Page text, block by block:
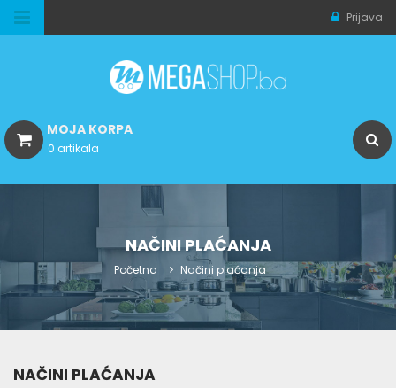
Prijava
MOJA KORPA
0 artikala
NAČINI PLAĆANJA
Početna Načini plaćanja
NAČINI PLAĆANJA